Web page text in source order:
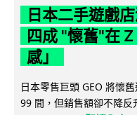
日本二手遊戲
四成 "懷舊"在
感」
日本零售巨頭 GEO 將懷
99 間，但銷售額卻不降